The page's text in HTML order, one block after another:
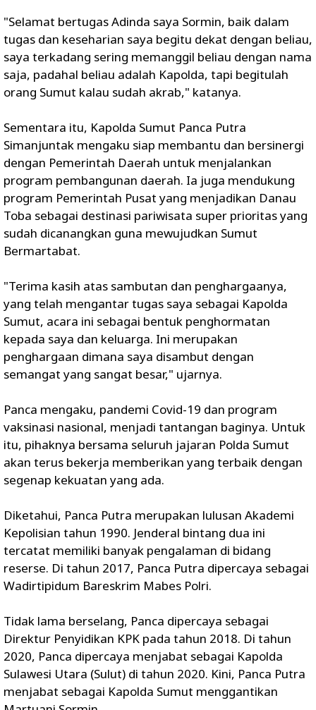
"Selamat bertugas Adinda saya Sormin, baik dalam
tugas dan keseharian saya begitu dekat dengan beliau,
saya terkadang sering memanggil beliau dengan nama
saja, padahal beliau adalah Kapolda, tapi begitulah
orang Sumut kalau sudah akrab," katanya.
Sementara itu, Kapolda Sumut Panca Putra
Simanjuntak mengaku siap membantu dan bersinergi
dengan Pemerintah Daerah untuk menjalankan
program pembangunan daerah. Ia juga mendukung
program Pemerintah Pusat yang menjadikan Danau
Toba sebagai destinasi pariwisata super prioritas yang
sudah dicanangkan guna mewujudkan Sumut
Bermartabat.
"Terima kasih atas sambutan dan penghargaanya,
yang telah mengantar tugas saya sebagai Kapolda
Sumut, acara ini sebagai bentuk penghormatan
kepada saya dan keluarga. Ini merupakan
penghargaan dimana saya disambut dengan
semangat yang sangat besar," ujarnya.
Panca mengaku, pandemi Covid-19 dan program
vaksinasi nasional, menjadi tantangan baginya. Untuk
itu, pihaknya bersama seluruh jajaran Polda Sumut
akan terus bekerja memberikan yang terbaik dengan
segenap kekuatan yang ada.
Diketahui, Panca Putra merupakan lulusan Akademi
Kepolisian tahun 1990. Jenderal bintang dua ini
tercatat memiliki banyak pengalaman di bidang
reserse. Di tahun 2017, Panca Putra dipercaya sebagai
Wadirtipidum Bareskrim Mabes Polri.
Tidak lama berselang, Panca dipercaya sebagai
Direktur Penyidikan KPK pada tahun 2018. Di tahun
2020, Panca dipercaya menjabat sebagai Kapolda
Sulawesi Utara (Sulut) di tahun 2020. Kini, Panca Putra
menjabat sebagai Kapolda Sumut menggantikan